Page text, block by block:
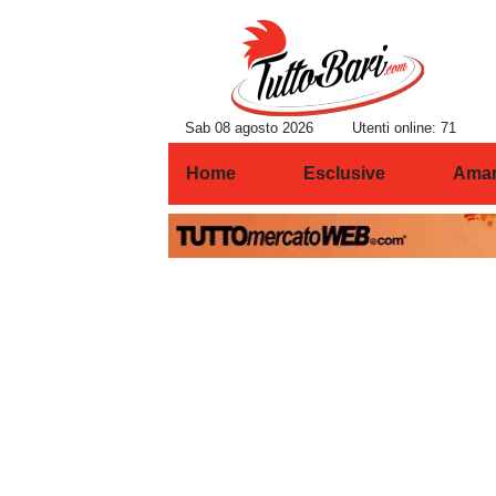
Sab 08 agosto 2026 Utenti online: 71
Home Esclusive